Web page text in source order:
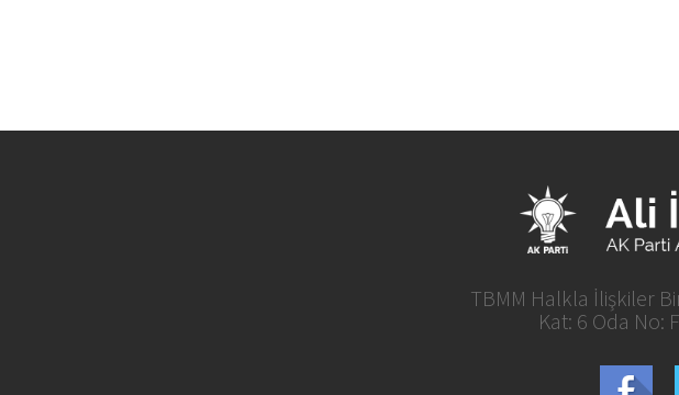
TBMM Halkla İlişkiler
Kat: 6 Oda No: